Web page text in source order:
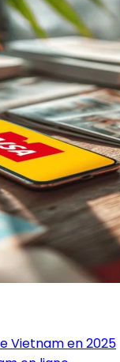
Vietnam en 2025